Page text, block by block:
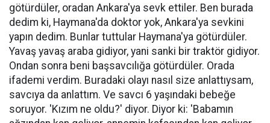
götürdüler, oradan Ankara'ya sevk ettiler. Ben burada
dedim ki, Haymana'da doktor yok, Ankara'ya sevkini
yapın dedim. Bunlar tuttular Haymana'ya götürdüler.
Yavaş yavaş araba gidiyor, yani sanki bir traktör gidiyor.
Ondan sonra beni başsavcılığa götürdüler. Orada
ifademi verdim. Buradaki olayı nasıl size anlattıysam,
savcıya da anlattım. Ve savcı 6 yaşındaki bebeğe
soruyor. 'Kızım ne oldu?' diyor. Diyor ki: 'Babamın